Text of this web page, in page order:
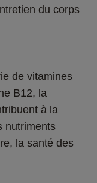
du corps
de vitamines
B12, la
à la
nutriments
la santé des